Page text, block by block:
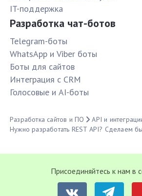
IT-поддержка
Разработка чат-ботов
Telegram-боты
WhatsApp и Viber боты
Боты для сайтов
Интеграция с CRM
Голосовые и AI-боты
Разработка сайтов и ПО
API и
Нужно разработать REST API? Сделаем
Присоединяйтесь к нам в